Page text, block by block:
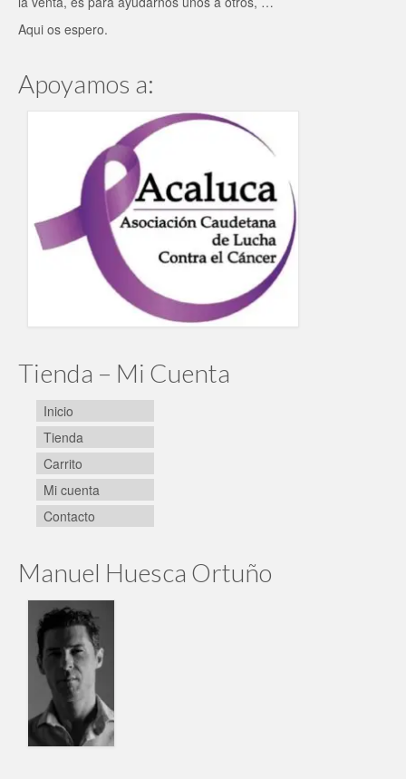
Aqui os espero.
Apoyamos a:
Tienda – Mi Cuenta
Inicio
Tienda
Carrito
Mi cuenta
Contacto
Manuel Huesca Ortuño